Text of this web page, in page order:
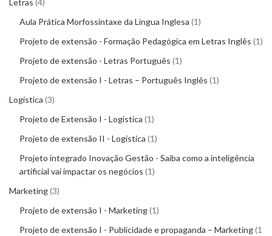
Letras 4
Aula Prática Morfossintaxe da Língua Inglesa 1
Projeto de extensão - Formação Pedagógica em Letras Inglês 1
Projeto de extensão - Letras Português 1
Projeto de extensão I - Letras – Português Inglês 1
Logística 3
Projeto de Extensão I - Logística 1
Projeto de extensão II - Logística 1
Projeto integrado Inovação Gestão - Saiba como a inteligência
artificial vai impactar os negócios 1
Marketing 3
Projeto de extensão I - Marketing 1
Projeto de extensão I - Publicidade e propaganda – Marketing 1